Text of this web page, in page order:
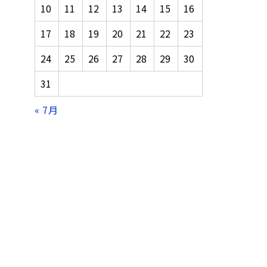
10 11 12 13 14 15
16
17
18 19 20 21 22
23
24
25 26 27 28 29
30
31
« 7月